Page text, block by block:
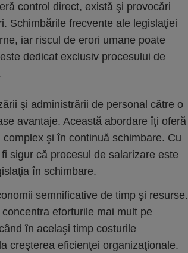
control direct, există şi provocări
Schimbările frecvente ale legislaţiei
iar riscul de erori umane poate
dedicat exclusiv procesului de
şi administrării de personal către o
avantaje. Această abordare îţi oferă
şi în continuă schimbare. Cu
sigur că procesul de salarizare este
în schimbare.
semnificative de timp şi resurse.
eforturile mai mult pe
în acelaşi timp costurile
creşterea eficienţei organizaţionale.